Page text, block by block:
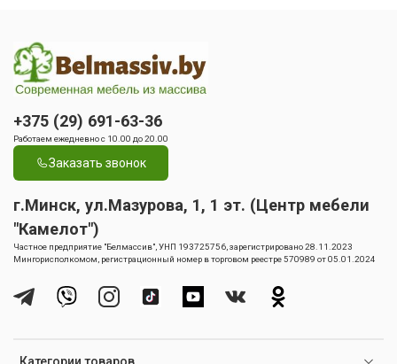
+375 (29) 691-63-36
Работаем ежедневно с 10.00 до 20.00
Заказать звонок
г.Минск, ул.Мазурова, 1, 1 эт. (Центр мебели
"Камелот")
Частное предприятие "Белмассив", УНП 193725756, зарегистрировано 28.11.2023
Мингорисполкомом, регистрационный номер в торговом реестре 570989 от 05.01.2024